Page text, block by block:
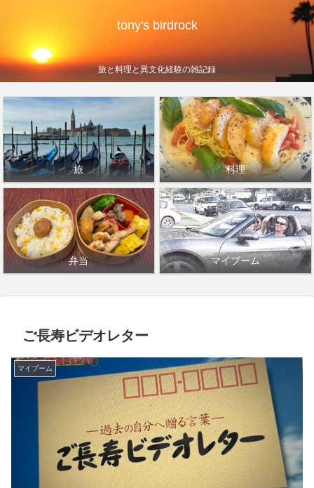
tony's birdrock
旅と料理と異文化経験の雑記録
旅 料理
弁当 マイブーム
ご長寿ビデオレター
マイブーム